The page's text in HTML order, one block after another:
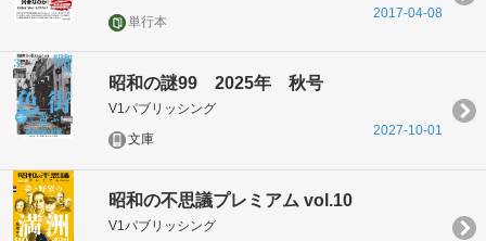
単行本
2017-04-08
昭和の謎99 2025年 秋号
V1パブリッシング
文庫
2027-10-01
昭和の不思議プレミアム vol.10
V1パブリッシング